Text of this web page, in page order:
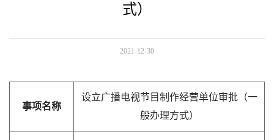
式）
2021-12-30
事项名称
设立广播电视节目制作经营单位审批（一
般办理方式）